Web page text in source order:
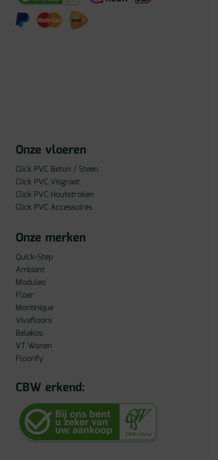
Onze vloeren
Click PVC Beton / Steen
Click PVC Visgraat
Click PVC Houtstroken
Click PVC Accessoires
Onze merken
Quick-Step
Ambiant
Moduleo
Floer
Montinique
Vivafloors
Belakos
VT Wonen
Floorify
CBW erkend: